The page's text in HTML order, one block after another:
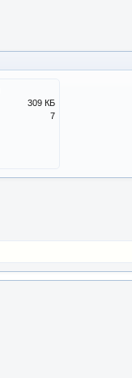
309 КБ
7